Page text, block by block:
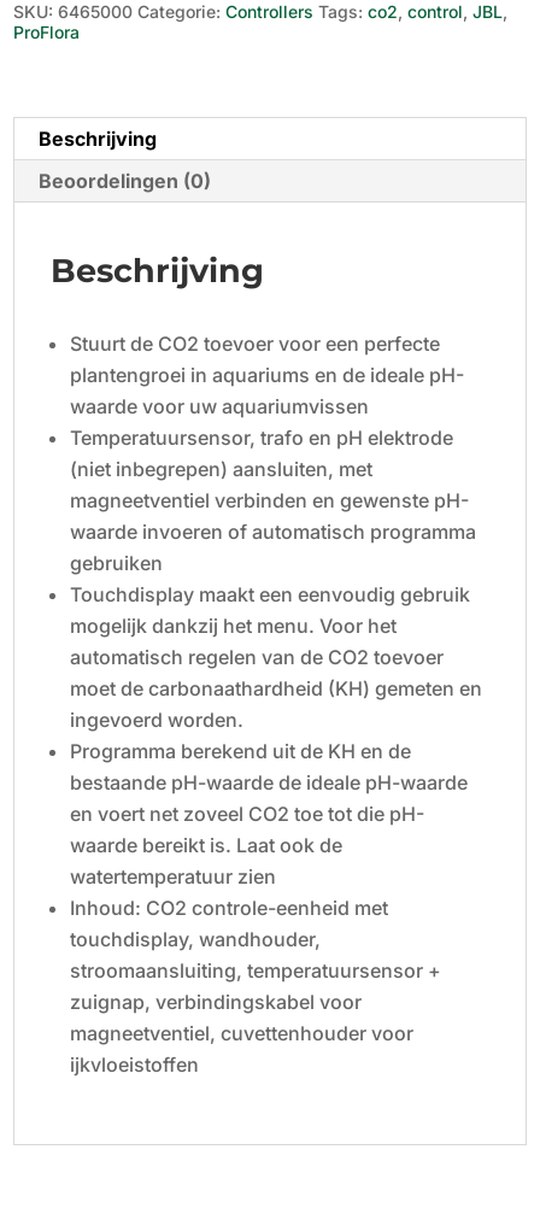
SKU:6465000 Categorie:Controllers Tags:co2,control,JBL,
ProFlora
Beschrijving
Beoordelingen (0)
Beschrijving
Stuurt de CO2 toevoer voor een perfecte
plantengroei in aquariums en de ideale pH-
waarde voor uw aquariumvissen
Temperatuursensor, trafo en pH elektrode
(niet inbegrepen) aansluiten, met
magneetventiel verbinden en gewenste pH-
waarde invoeren of automatisch programma
gebruiken
Touchdisplay maakt een eenvoudig gebruik
mogelijk dankzij het menu. Voor het
automatisch regelen van de CO2 toevoer
moet de carbonaathardheid (KH) gemeten en
ingevoerd worden.
Programma berekend uit de KH en de
bestaande pH-waarde de ideale pH-waarde
en voert net zoveel CO2 toe tot die pH-
waarde bereikt is. Laat ook de
watertemperatuur zien
Inhoud: CO2 controle-eenheid met
touchdisplay, wandhouder,
stroomaansluiting, temperatuursensor +
zuignap, verbindingskabel voor
magneetventiel, cuvettenhouder voor
ijkvloeistoffen